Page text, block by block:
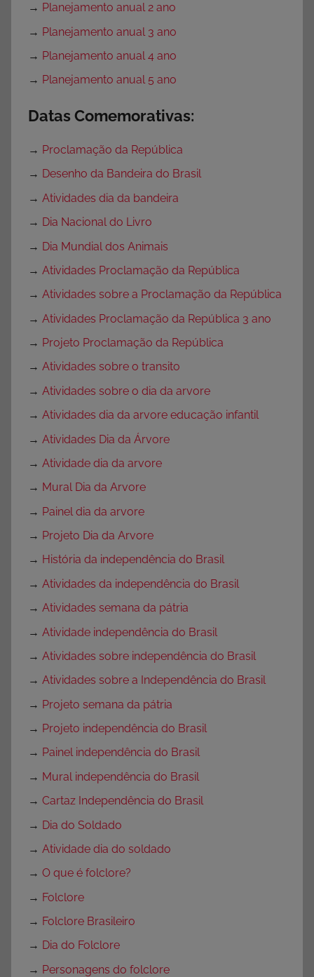
→ Planejamento anual 2 ano
→ Planejamento anual 3 ano
→ Planejamento anual 4 ano
→ Planejamento anual 5 ano
Datas Comemorativas:
→ Proclamação da República
→ Desenho da Bandeira do Brasil
→ Atividades dia da bandeira
→ Dia Nacional do Livro
→ Dia Mundial dos Animais
→ Atividades Proclamação da República
→ Atividades sobre a Proclamação da República
→ Atividades Proclamação da República 3 ano
→ Projeto Proclamação da República
→ Atividades sobre o transito
→ Atividades sobre o dia da arvore
→ Atividades dia da arvore educação infantil
→ Atividades Dia da Árvore
→ Atividade dia da arvore
→ Mural Dia da Arvore
→ Painel dia da arvore
→ Projeto Dia da Arvore
→ História da independência do Brasil
→ Atividades da independência do Brasil
→ Atividades semana da pátria
→ Atividade independência do Brasil
→ Atividades sobre independência do Brasil
→ Atividades sobre a Independência do Brasil
→ Projeto semana da pátria
→ Projeto independência do Brasil
→ Painel independência do Brasil
→ Mural independência do Brasil
→ Cartaz Independência do Brasil
→ Dia do Soldado
→ Atividade dia do soldado
→ O que é folclore?
→ Folclore
→ Folclore Brasileiro
→ Dia do Folclore
→ Personagens do folclore